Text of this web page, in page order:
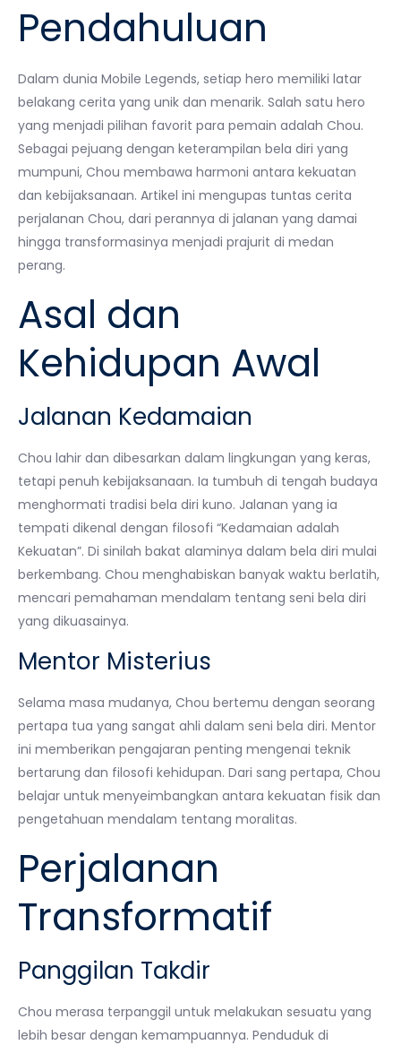
Pendahuluan
Dalam dunia Mobile Legends, setiap hero memiliki latar
belakang cerita yang unik dan menarik. Salah satu hero
yang menjadi pilihan favorit para pemain adalah Chou.
Sebagai pejuang dengan keterampilan bela diri yang
mumpuni, Chou membawa harmoni antara kekuatan
dan kebijaksanaan. Artikel ini mengupas tuntas cerita
perjalanan Chou, dari perannya di jalanan yang damai
hingga transformasinya menjadi prajurit di medan
perang.
Asal dan
Kehidupan Awal
Jalanan Kedamaian
Chou lahir dan dibesarkan dalam lingkungan yang keras,
tetapi penuh kebijaksanaan. Ia tumbuh di tengah budaya
menghormati tradisi bela diri kuno. Jalanan yang ia
tempati dikenal dengan filosofi “Kedamaian adalah
Kekuatan”. Di sinilah bakat alaminya dalam bela diri mulai
berkembang. Chou menghabiskan banyak waktu berlatih,
mencari pemahaman mendalam tentang seni bela diri
yang dikuasainya.
Mentor Misterius
Selama masa mudanya, Chou bertemu dengan seorang
pertapa tua yang sangat ahli dalam seni bela diri. Mentor
ini memberikan pengajaran penting mengenai teknik
bertarung dan filosofi kehidupan. Dari sang pertapa, Chou
belajar untuk menyeimbangkan antara kekuatan fisik dan
pengetahuan mendalam tentang moralitas.
Perjalanan
Transformatif
Panggilan Takdir
Chou merasa terpanggil untuk melakukan sesuatu yang
lebih besar dengan kemampuannya. Penduduk di